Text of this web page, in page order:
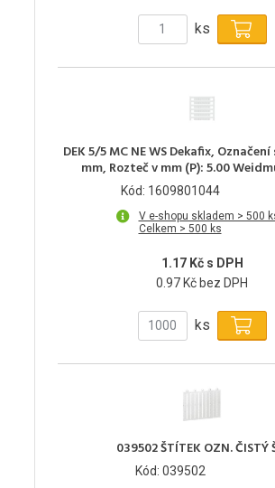
ks
DEK 5/5 MC NE WS Dekafix,
mm, Rozteč v mm (P): 5.00
Kód: 1609801044
V e-shopu skladem > 500
Celkem > 500 ks
1.17 Kč s DPH
0.97 Kč bez DPH
ks
039502 ŠTÍTEK OZN. ČISTÝ
Kód: 039502